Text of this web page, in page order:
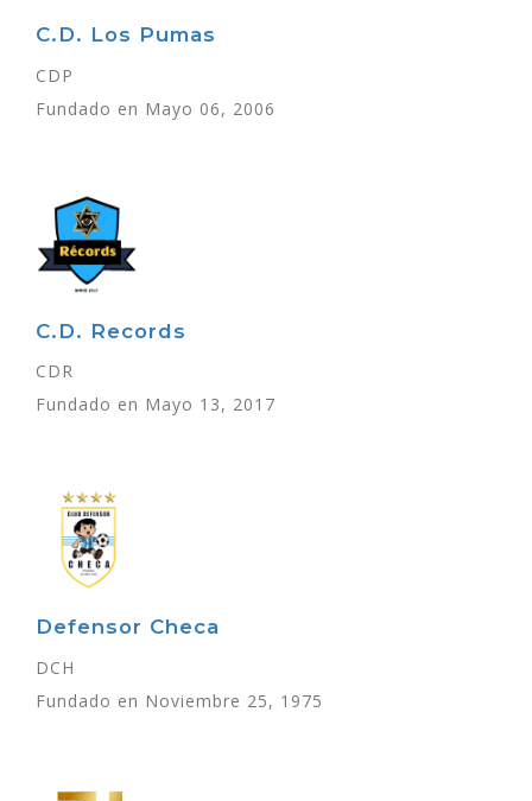
C.D. Los Pumas
CDP
Fundado en Mayo 06, 2006
C.D. Records
CDR
Fundado en Mayo 13, 2017
Defensor Checa
DCH
Fundado en Noviembre 25, 1975